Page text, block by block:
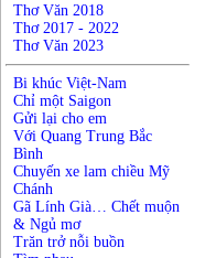
Thơ Văn 2018
Thơ 2017 - 2022
Thơ Văn 2023
Bi khúc Việt-Nam
Chỉ một Saigon
Gửi lại cho em
Với Quang Trung Bắc
Bình
Chuyến xe lam chiều Mỹ
Chánh
Gã Lính Già… Chết muộn
& Ngủ mơ
Trăn trở nỗi buồn